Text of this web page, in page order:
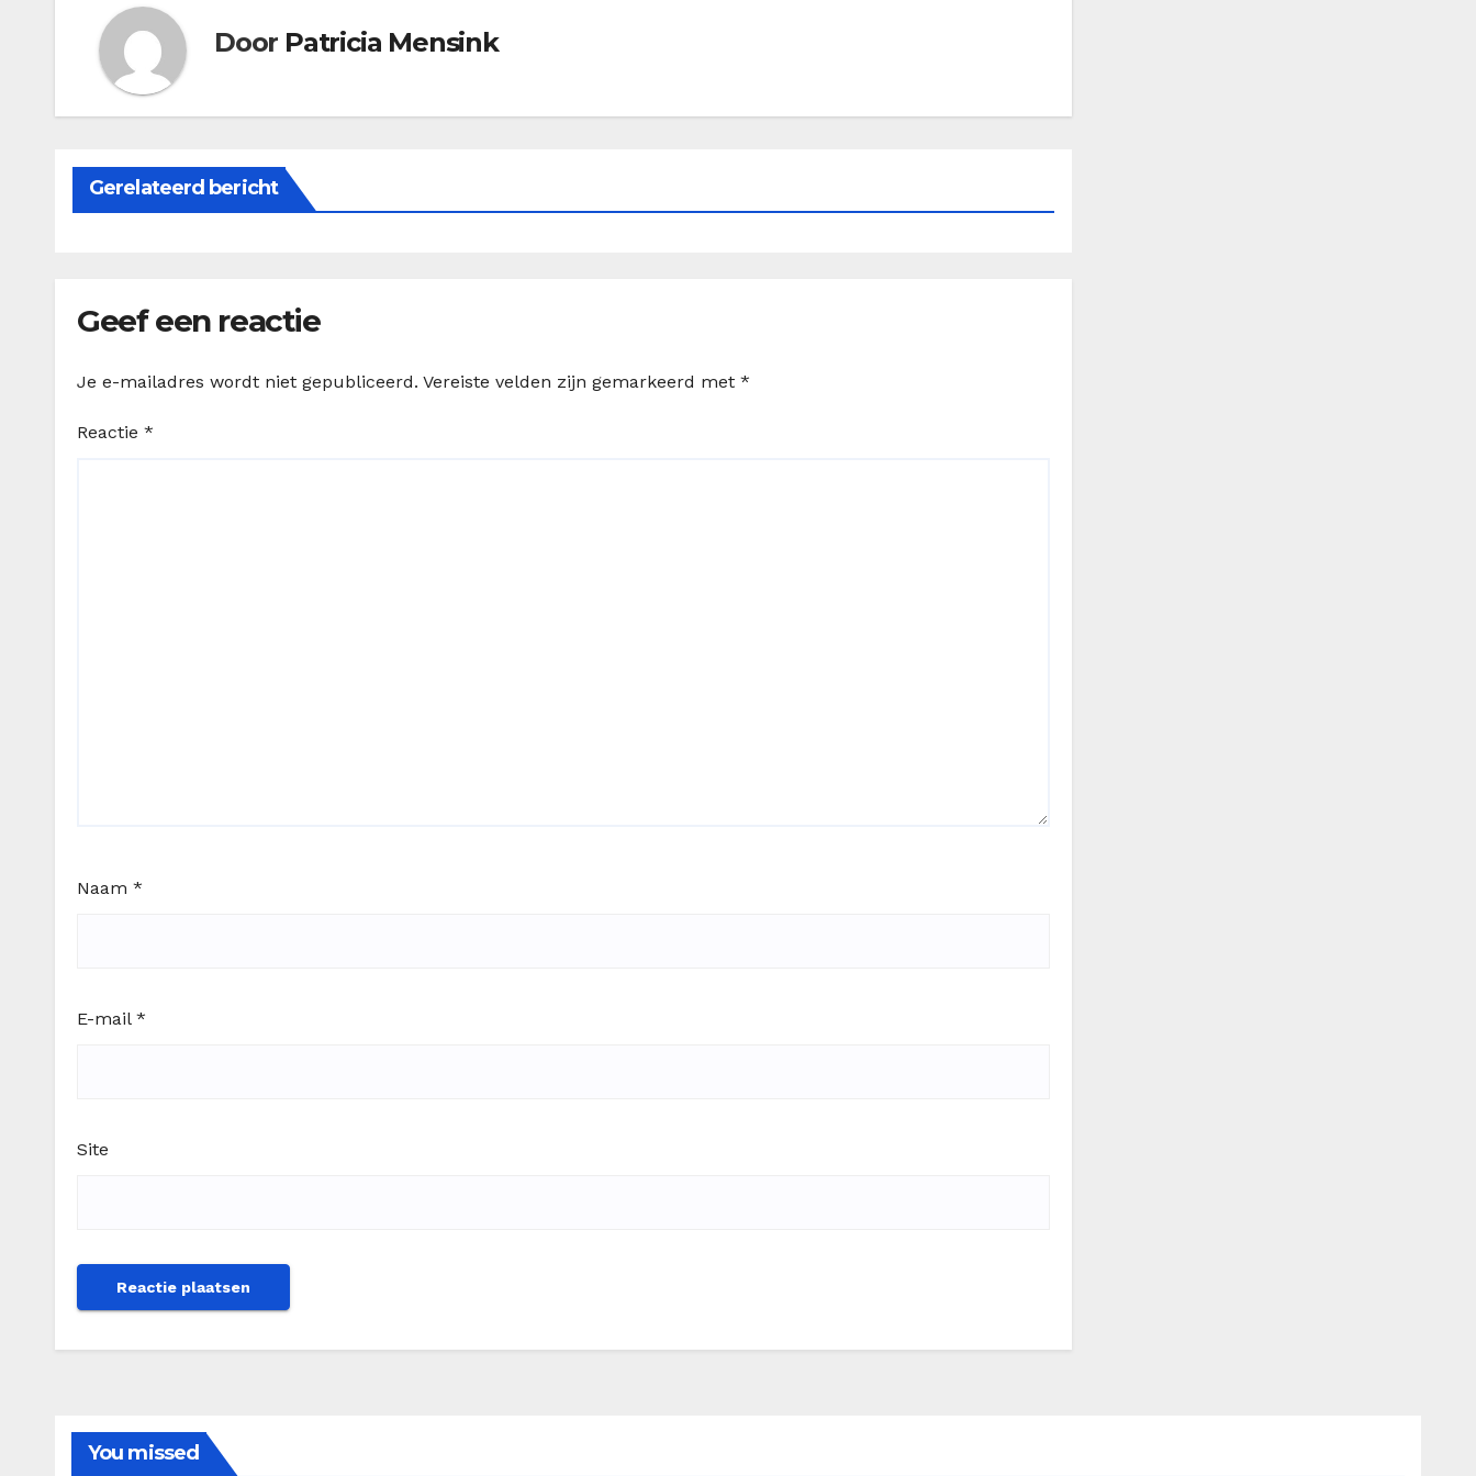
Door Patricia Mensink
Gerelateerd bericht
Geef een reactie
Je e-mailadres wordt niet gepubliceerd. Vereiste velden zijn gemarkeerd met *
Reactie *
Naam *
E-mail *
Site
You missed